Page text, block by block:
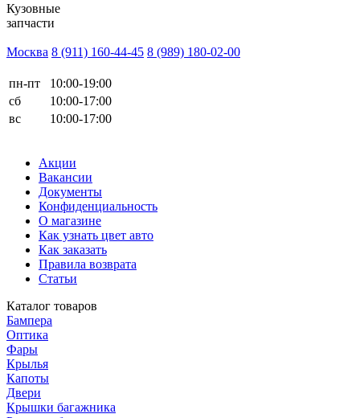
Кузовные
запчасти
Москва 8 (911) 160-44-45 8 (989) 180-02-00
пн-пт
10:00-19:00
сб
10:00-17:00
вс
10:00-17:00
Акции
Вакансии
Документы
Конфиденциальность
О магазине
Как узнать цвет авто
Как заказать
Правила возврата
Статьи
Каталог товаров
Бампера
Оптика
Фары
Крылья
Капоты
Двери
Крышки багажника